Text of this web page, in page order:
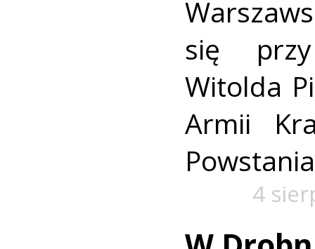
się
Witolda
Armii
4